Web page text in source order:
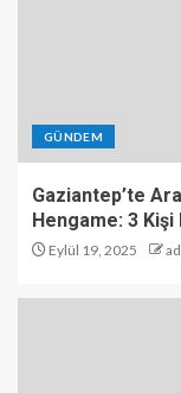
GÜNDEM
Gaziantep’te
Hengame: 3 Kişi
Eylül 19, 2025